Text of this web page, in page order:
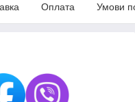
Оплата Умови